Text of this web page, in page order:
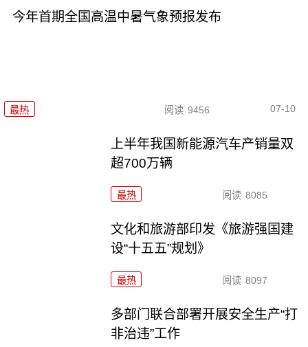
今年首期全国高温中暑气象预报发布
最热 阅读 9456 07-10
上半年我国新能源汽车产销量双
超700万辆
最热 阅读 8085
文化和旅游部印发《旅游强国建
设“十五五”规划》
最热 阅读 8097
多部门联合部署开展安全生产“打
非治违”工作